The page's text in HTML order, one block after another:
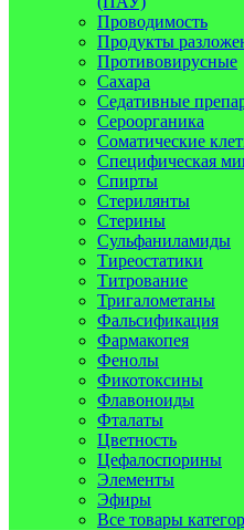
Проводимость
Продукты
Противовирусные
Сахара
Седативные
Сероорганика
Соматические
Специфическая
Спирты
Стерилянты
Стерины
Сульфаниламиды
Тиреостатики
Титрование
Тригалометаны
Фальсификация
Фармакопея
Фенолы
Фикотоксины
Флавоноиды
Фталаты
Цветность
Цефалоспорины
Элементы
Эфиры
Все товары